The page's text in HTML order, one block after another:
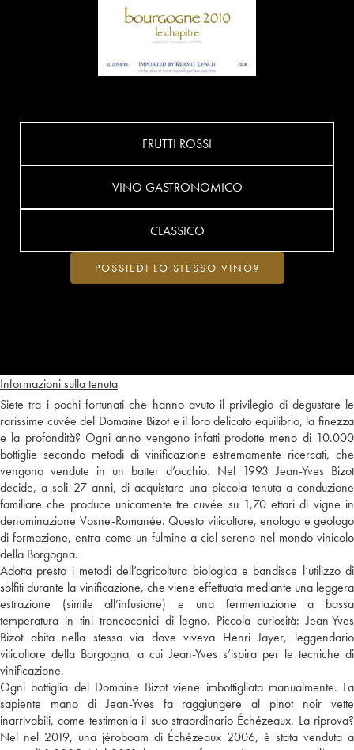
Informazioni sulla tenuta
Siete tra i pochi fortunati che hanno avuto il privilegio di degustare le
rarissime cuvée del Domaine Bizot e il loro delicato equilibrio, la finezza
e la profondità? Ogni anno vengono infatti prodotte meno di 10.000
bottiglie secondo metodi di vinificazione estremamente ricercati, che
vengono vendute in un batter d’occhio. Nel 1993 Jean-Yves Bizot
decide, a soli 27 anni, di acquistare una piccola tenuta a conduzione
familiare che produce unicamente tre cuvée su 1,70 ettari di vigne in
denominazione Vosne-Romanée. Questo viticoltore, enologo e geologo
di formazione, entra come un fulmine a ciel sereno nel mondo vinicolo
della Borgogna.
Adotta presto i metodi dell’agricoltura biologica e bandisce l’utilizzo di
solfiti durante la vinificazione, che viene effettuata mediante una leggera
estrazione (simile all’infusione) e una fermentazione a bassa
temperatura in tini troncoconici di legno. Piccola curiosità: Jean-Yves
Bizot abita nella stessa via dove viveva Henri Jayer, leggendario
viticoltore della Borgogna, a cui Jean-Yves s’ispira per le tecniche di
vinificazione.
Ogni bottiglia del Domaine Bizot viene imbottigliata manualmente. La
sapiente mano di Jean-Yves fa raggiungere al pinot noir vette
inarrivabili, come testimonia il suo straordinario Échézeaux. La riprova?
Nel nel 2019, una jéroboam di Échézeaux 2006, è stata venduta a
FRUTTI ROSSI
VINO GASTRONOMICO
CLASSICO
POSSIEDI LO STESSO VINO?